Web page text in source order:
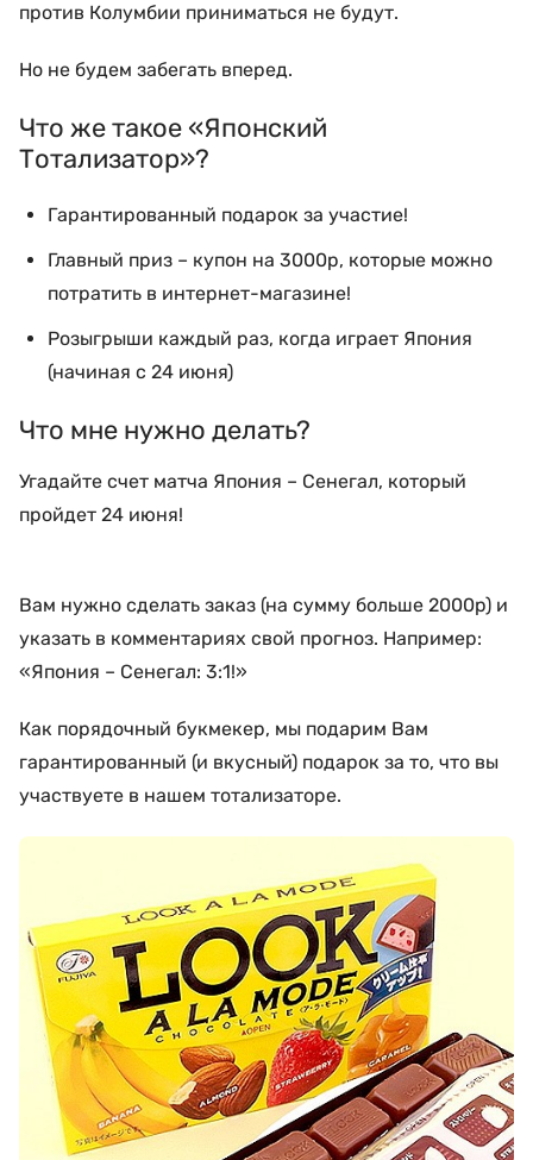
против Колумбии приниматься не будут.
Но не будем забегать вперед.
Что же такое «Японский
Тотализатор»?
Гарантированный подарок за участие!
Главный приз – купон на 3000р, которые можно
потратить в интернет-магазине!
Розыгрыши каждый раз, когда играет Япония
(начиная с 24 июня)
Что мне нужно делать?
Угадайте счет матча Япония – Сенегал, который
пройдет 24 июня!
Вам нужно сделать заказ (на сумму больше 2000р) и
указать в комментариях свой прогноз. Например:
«Япония – Сенегал: 3:1!»
Как порядочный букмекер, мы подарим Вам
гарантированный (и вкусный) подарок за то, что вы
участвуете в нашем тотализаторе.